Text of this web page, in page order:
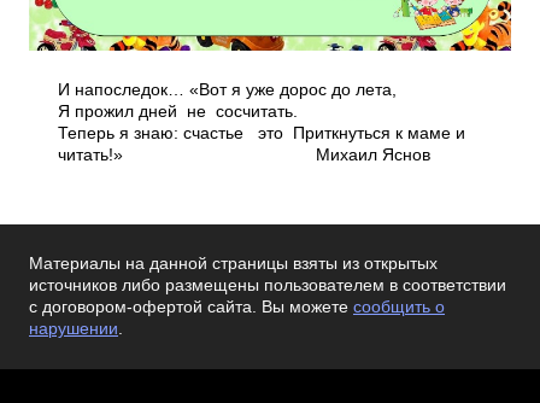
И напоследок… «Вот я уже дорос до лета,
Я прожил дней ­ не сосчитать.
Теперь я знаю: счастье ­ это Приткнуться к маме и
читать!» Михаил Яснов
Материалы на данной страницы взяты из открытых
источников либо размещены пользователем в соответствии
с договором-офертой сайта. Вы можете сообщить о
нарушении.